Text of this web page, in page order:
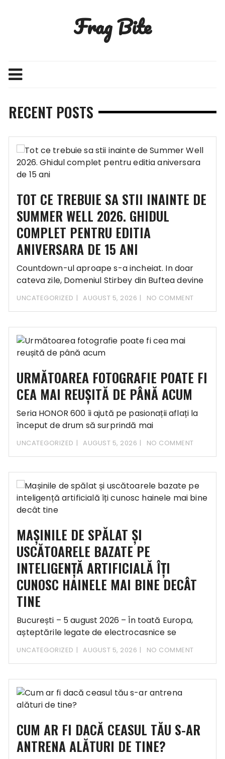
Frag Bite
RECENT POSTS
TOT CE TREBUIE SA STII INAINTE DE
SUMMER WELL 2026. GHIDUL
COMPLET PENTRU EDITIA
ANIVERSARA DE 15 ANI
Countdown-ul aproape s-a incheiat. In doar
cateva zile, Domeniul Stirbey din Buftea devine
UNCATEGORIZED AUGUST 5, 2026 NO COMMENT
URMĂTOAREA FOTOGRAFIE POATE FI
CEA MAI REUȘITĂ DE PÂNĂ ACUM
Seria HONOR 600 îi ajută pe pasionații aflați la
început de drum să surprindă mai
UNCATEGORIZED AUGUST 5, 2026 NO COMMENT
MAȘINILE DE SPĂLAT ȘI
USCĂTOARELE BAZATE PE
INTELIGENȚĂ ARTIFICIALĂ ÎȚI
CUNOSC HAINELE MAI BINE DECÂT
TINE
București – 5 august 2026 – În toată Europa,
așteptările legate de electrocasnice se
UNCATEGORIZED AUGUST 5, 2026 NO COMMENT
CUM AR FI DACĂ CEASUL TĂU S-AR
ANTRENA ALĂTURI DE TINE?